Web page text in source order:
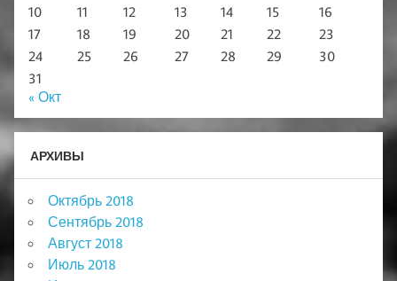
10
11 12 13 14 15
16
17
18 19 20 21 22
23
24
25 26 27 28 29
30
31
« Окт
АРХИВЫ
Октябрь 2018
Сентябрь 2018
Август 2018
Июль 2018